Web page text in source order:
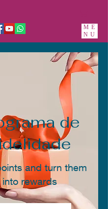
ME
NU
de
and turn them
into rewards